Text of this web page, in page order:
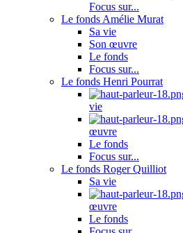
Focus sur...
Le fonds Amélie Murat
Sa vie
Son œuvre
Le fonds
Focus sur...
Le fonds Henri Pourrat
vie
œuvre
Le fonds
Focus sur...
Le fonds Roger Quilliot
Sa vie
œuvre
Le fonds